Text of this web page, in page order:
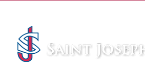
περιεχόμενο